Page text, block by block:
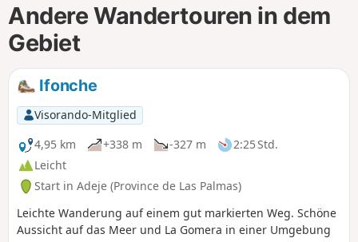
Andere Wandertouren in dem
Gebiet
Ifonche
Visorando-Mitglied
4,95 km
+338 m -327 m
2:25 Std.
Leicht
Start in Adeje (Province de Las Palmas)
Leichte Wanderung auf einem gut markierten Weg. Schöne
Aussicht auf das Meer und La Gomera in einer Umgebung